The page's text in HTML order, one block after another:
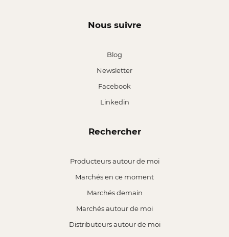
Nous suivre
Blog
Newsletter
Facebook
Linkedin
Rechercher
Producteurs autour de moi
Marchés en ce moment
Marchés demain
Marchés autour de moi
Distributeurs autour de moi